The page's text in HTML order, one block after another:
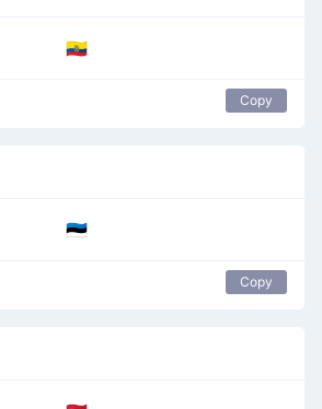
🇪🇨
Copy
🇪🇪
Copy